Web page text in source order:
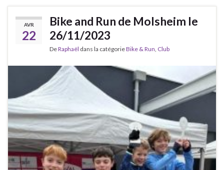
AVR
22
Bike and Run de Molsheim le
26/11/2023
DeRaphaël dans la catégorieBike & Run, Club